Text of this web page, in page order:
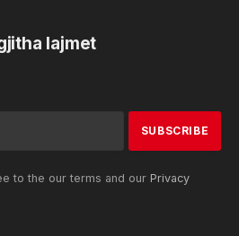
lajmet
to the our terms and our Privacy